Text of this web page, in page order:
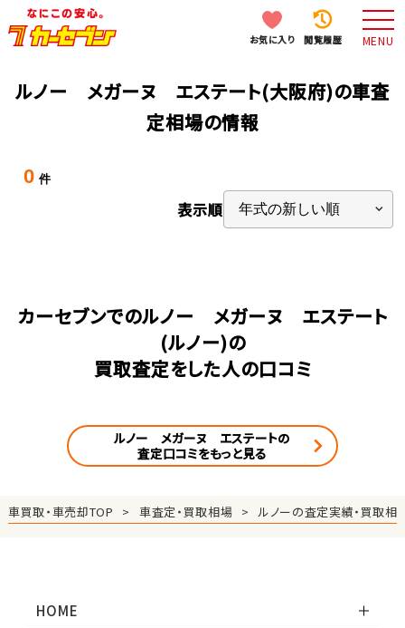
お気に入り 閲覧履歴 MENU
ルノー メガーヌ エステート(大阪府)の車査
定相場の情報
0 件
表示順
カーセブンでのルノー メガーヌ エステート
(ルノー)の
買取査定をした人の口コミ
ルノー メガーヌ エステートの
査定口コミをもっと見る
車買取・車売却TOP 車査定・買取相場 ルノーの査定実績・買取相
HOME